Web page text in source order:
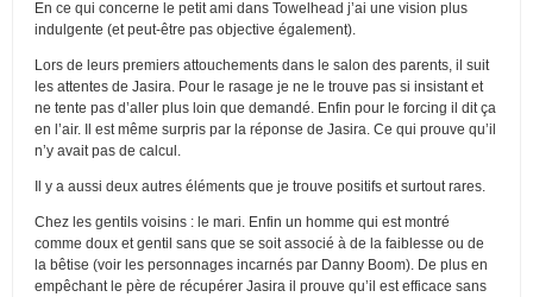
En ce qui concerne le petit ami dans Towelhead j’ai une vision plus
indulgente (et peut-être pas objective également).
Lors de leurs premiers attouchements dans le salon des parents, il suit
les attentes de Jasira. Pour le rasage je ne le trouve pas si insistant et
ne tente pas d’aller plus loin que demandé. Enfin pour le forcing il dit ça
en l’air. Il est même surpris par la réponse de Jasira. Ce qui prouve qu’il
n’y avait pas de calcul.
Il y a aussi deux autres éléments que je trouve positifs et surtout rares.
Chez les gentils voisins : le mari. Enfin un homme qui est montré
comme doux et gentil sans que se soit associé à de la faiblesse ou de
la bêtise (voir les personnages incarnés par Danny Boom). De plus en
empêchant le père de récupérer Jasira il prouve qu’il est efficace sans